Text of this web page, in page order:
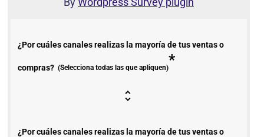
¿Por cuáles canales realizas la mayoría de tus ventas o
compras? (Selecciona todas las que apliquen)*
¿Por cuáles canales realizas la mayoría de tus ventas o